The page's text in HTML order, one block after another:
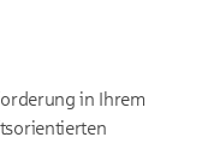
in Ihrem